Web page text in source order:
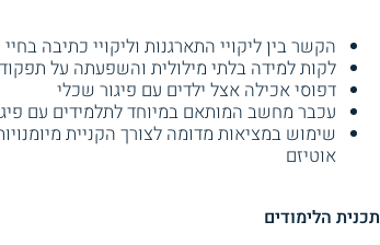
הקשר בין ליקויי התארגנות וליקויי כתיבה בחיי
לקות למידה בלתי מילולית והשפעתה על
דפוסי אכילה אצל ילדים עם פיגור שכלי
עכבר מחשב המותאם במיוחד לתלמידים עם
שימוש במציאות מדומה לצורך הקניית
אוטיזם
תכנית הלימודים